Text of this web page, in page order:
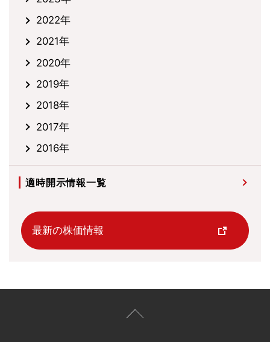
2022年
2021年
2020年
2019年
2018年
2017年
2016年
適時開示情報一覧
最新の株価情報